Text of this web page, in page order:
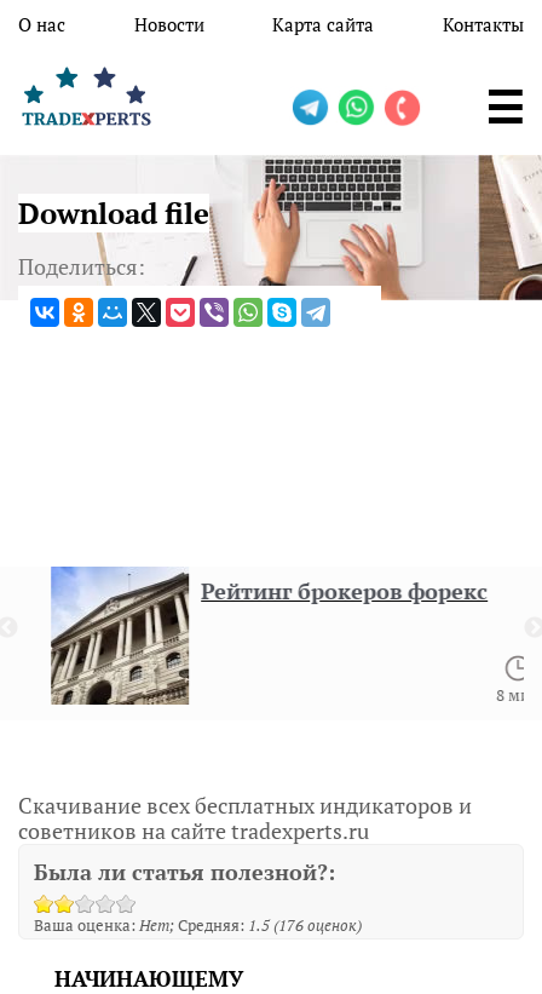
Перейти к основному содержанию
О нас Новости Карта сайта Контакты
Download file
Поделиться:
Рейтинг брокеров форекс
8 мин
Скачивание всех бесплатных индикаторов и
советников на сайте tradexperts.ru
Была ли статья полезной?:
Ваша оценка:Нет Средняя: 1.5(176оценок)
НАЧИНАЮЩЕМУ